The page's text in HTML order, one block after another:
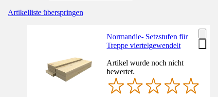
Artikelliste überspringen
Normandie- Setzstufen für
Treppe viertelgewendelt
Artikel wurde noch nicht
bewertet.